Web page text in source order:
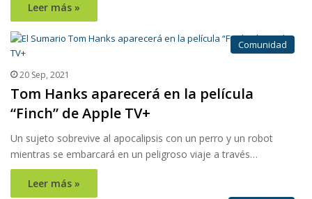
Leer más »
Comunidad
20 Sep, 2021
Tom Hanks aparecerá en la película
“Finch” de Apple TV+
Un sujeto sobrevive al apocalipsis con un perro y un robot
mientras se embarcará en un peligroso viaje a través…
Leer más »